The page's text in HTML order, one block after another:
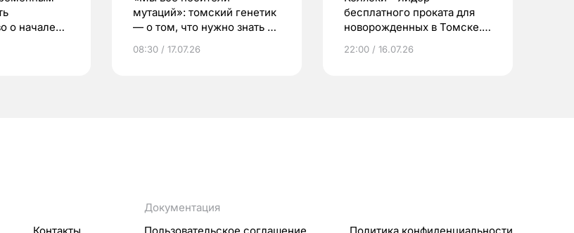
о начале
мутаций»: томский генетик
— о том, что нужно знать до
08:30 / 17.07.26
бесплатного проката для
новорожденных в Томске.
22:00 / 16.07.26
Документация